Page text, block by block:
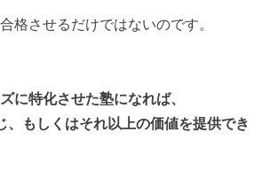
格させるだけではないのです。
に特化させた塾になれば、
、もしくはそれ以上の価値を提供でき